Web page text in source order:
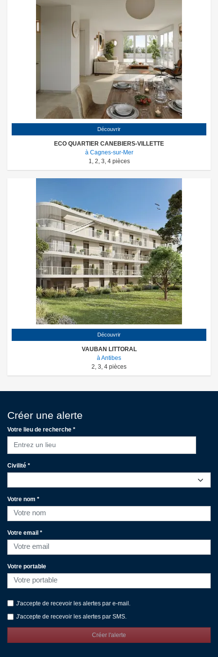
Découvrir
ECO QUARTIER CANEBIERS-VILLETTE
à Cagnes-sur-Mer
1
2 3 4 pièces
Découvrir
VAUBAN LITTORAL
à Antibes
2 3 4 pièces
Créer une alerte
Votre lieu de recherche *
Entrez un lieu
Civilité *
Votre nom *
Votre email *
Votre portable
J'accepte de recevoir les alertes par e-mail.
J'accepte de recevoir les alertes par SMS.
Créer l'alerte